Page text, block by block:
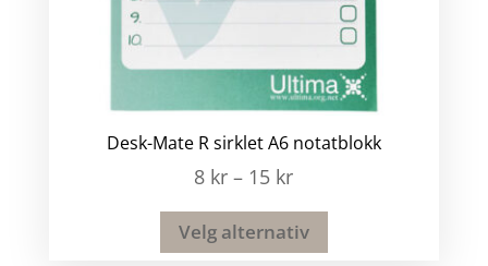
Desk-Mate R sirklet A6 notatblokk
8 kr – 15 kr
Velg alternativ